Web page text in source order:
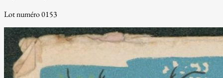
Lot numéro 0153